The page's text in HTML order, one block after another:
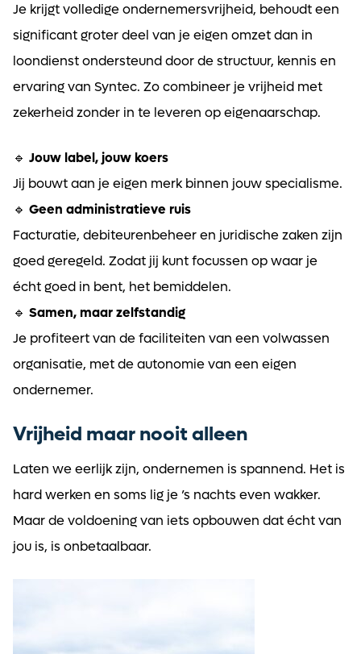
Je krijgt volledige ondernemersvrijheid, behoudt een
significant groter deel van je eigen omzet dan in
loondienst ondersteund door de structuur, kennis en
ervaring van Syntec. Zo combineer je vrijheid met
zekerheid zonder in te leveren op eigenaarschap.
🔹 Jouw label, jouw koers
Jij bouwt aan je eigen merk binnen jouw specialisme.
🔹 Geen administratieve ruis
Facturatie, debiteurenbeheer en juridische zaken zijn
goed geregeld. Zodat jij kunt focussen op waar je
écht goed in bent, het bemiddelen.
🔹 Samen, maar zelfstandig
Je profiteert van de faciliteiten van een volwassen
organisatie, met de autonomie van een eigen
ondernemer.
Vrijheid maar nooit alleen
Laten we eerlijk zijn, ondernemen is spannend. Het is
hard werken en soms lig je ’s nachts even wakker.
Maar de voldoening van iets opbouwen dat écht van
jou is, is onbetaalbaar.